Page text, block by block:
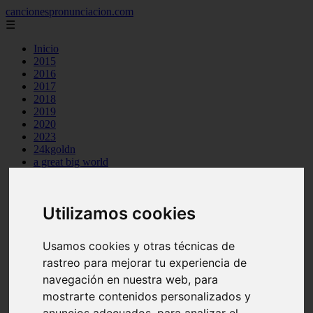
Utilizamos cookies
Usamos cookies y otras técnicas de
rastreo para mejorar tu experiencia de
navegación en nuestra web, para
mostrarte contenidos personalizados y
cancionespronunciacion.com
☰
Inicio
2015
2016
2017
2018
2019
2020
2023
24kgoldn
a great big world
aretha franklin
ariana grande
ashe
atb
ava max